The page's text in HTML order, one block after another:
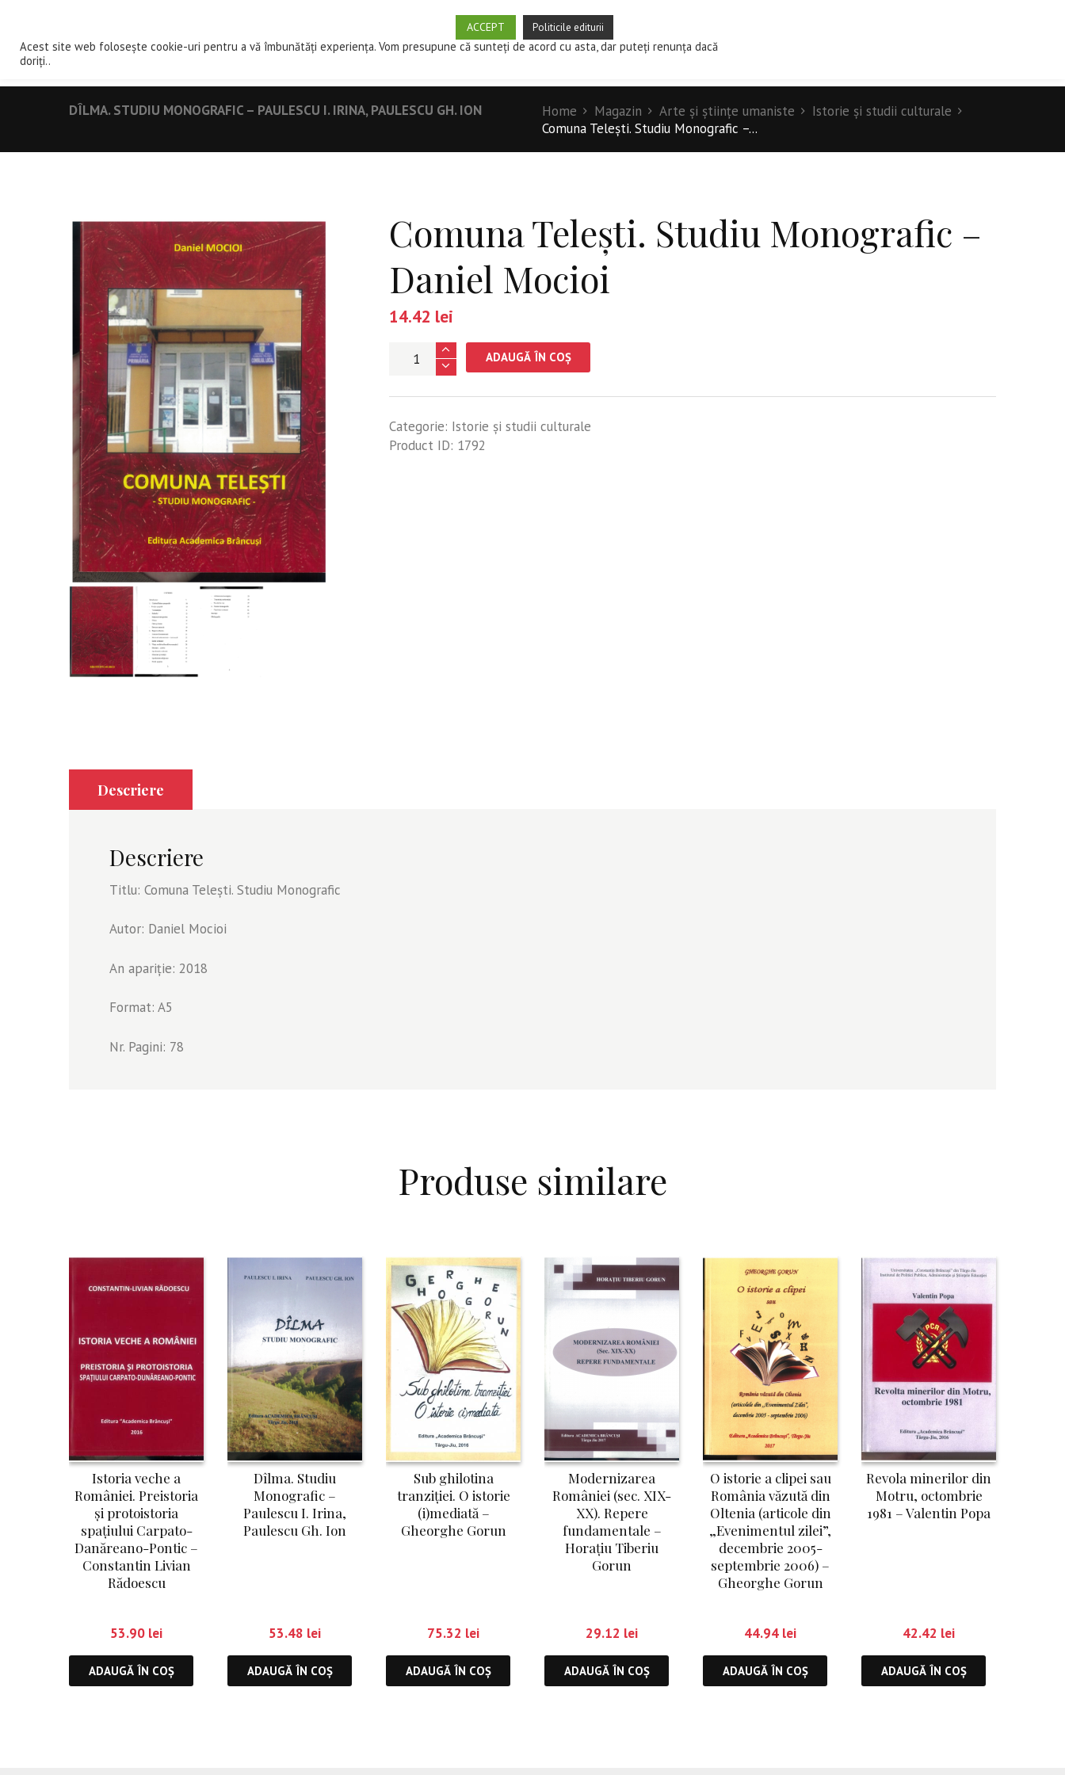
ACASA DESPRE EDITURĂ MAGAZIN CUM PUBLIC? REVISTE STIINTIFICE
DÎLMA. STUDIU MONOGRAFIC – PAULESCU I. IRINA, PAULESCU GH. ION Home Magazin Arte şi ştiinţe umaniste
Istorie şi studii culturale
Comuna Telești. Studiu Monografic –...
Comuna Telești. Studiu Monografic –
Daniel Mocioi
14.42 lei
Cantitate
Monografic
-
ADAUGĂ ÎN COȘ
Categorie: Istorie şi studii culturale
Product ID: 1792
Descriere
Descriere
Titlu: Comuna Telești. Studiu Monografic
Autor: Daniel Mocioi
An apariție: 2018
Format: A5
Nr. Pagini: 78
Produse similare
Istoria veche a
României. Preistoria
și protoistoria
spațiului Carpato-
Danăreano-Pontic –
Constantin Livian
Rădoescu
53.90 lei
ADAUGĂ ÎN COȘ
Dîlma. Studiu
Monografic –
Paulescu I. Irina,
Paulescu Gh. Ion
53.48 lei
ADAUGĂ ÎN COȘ
Sub ghilotina
tranziției. O istorie
(i)mediată –
Gheorghe Gorun
75.32 lei
ADAUGĂ ÎN COȘ
Modernizarea
României (sec. XIX-
XX). Repere
fundamentale –
Horațiu Tiberiu
Gorun
29.12 lei
ADAUGĂ ÎN COȘ
O istorie a clipei sau
România văzută din
Oltenia (articole din
„Evenimentul zilei”,
decembrie 2005-
septembrie 2006) –
Gheorghe Gorun
44.94 lei
ADAUGĂ ÎN COȘ
Revola minerilor din
Motru, octombrie
1981 – Valentin Popa
42.42 lei
ADAUGĂ ÎN COȘ
ACCEPT Politicile editurii
Acest site web folosește cookie-uri pentru a vă îmbunătăți experiența. Vom presupune că sunteți de acord cu asta, dar puteți renunța dacă
doriți..